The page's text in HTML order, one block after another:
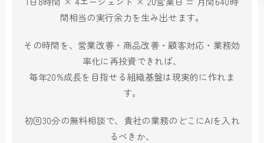
間相当の実行余力を生み出せます。
その時間を、営業改善・商品改善・顧客対応・業務効
率化に再投資できれば、
毎年20%成長を目指せる組織基盤は現実的に作れま
す。
初回30分の無料相談で、貴社の業務のどこにAIを入れ
るべきか、